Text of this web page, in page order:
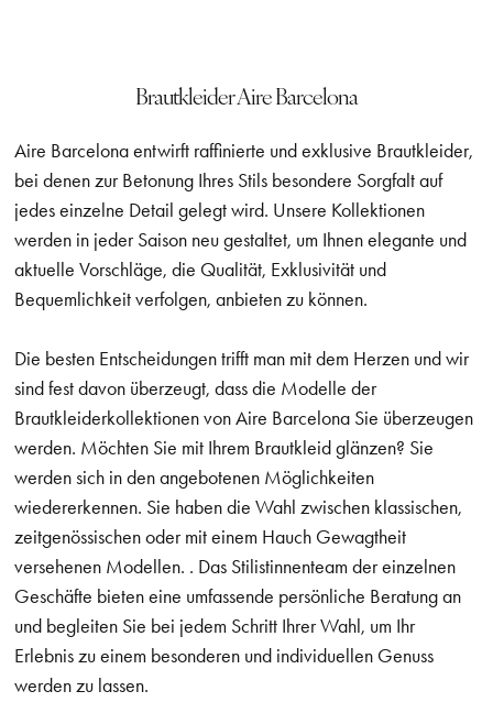
Brautkleider Aire Barcelona
Aire Barcelona entwirft raffinierte und exklusive Brautkleider,
bei denen zur Betonung Ihres Stils besondere Sorgfalt auf
jedes einzelne Detail gelegt wird. Unsere Kollektionen
werden in jeder Saison neu gestaltet, um Ihnen elegante und
aktuelle Vorschläge, die Qualität, Exklusivität und
Bequemlichkeit verfolgen, anbieten zu können.
Die besten Entscheidungen trifft man mit dem Herzen und wir
sind fest davon überzeugt, dass die Modelle der
Brautkleiderkollektionen von Aire Barcelona Sie überzeugen
werden. Möchten Sie mit Ihrem Brautkleid glänzen? Sie
werden sich in den angebotenen Möglichkeiten
wiedererkennen. Sie haben die Wahl zwischen klassischen,
zeitgenössischen oder mit einem Hauch Gewagtheit
versehenen Modellen. . Das Stilistinnenteam der einzelnen
Geschäfte bieten eine umfassende persönliche Beratung an
und begleiten Sie bei jedem Schritt Ihrer Wahl, um Ihr
Erlebnis zu einem besonderen und individuellen Genuss
werden zu lassen.